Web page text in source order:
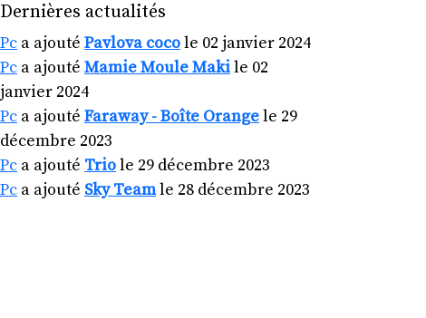
Dernières actualités
Pc a ajouté Pavlova cocole 02 janvier 2024
Pc a ajouté Mamie Moule Makile 02
janvier 2024
Pc a ajouté Faraway - Boîte Orangele 29
décembre 2023
Pc a ajouté Triole 29 décembre 2023
Pc a ajouté Sky Teamle 28 décembre 2023